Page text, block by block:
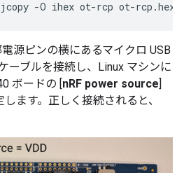
源ピンの横にあるマイクロ USB
ーブルを接続し、Linux マシンに
ボードの [nRF power source]
します。正しく接続されると、